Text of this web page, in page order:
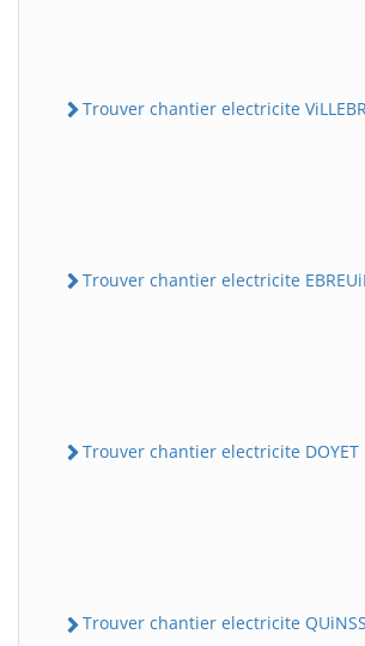
Trouver chantier electricite
Trouver chantier electricite EBREUiL
Trouver chantier electricite DOYET
Trouver chantier electricite